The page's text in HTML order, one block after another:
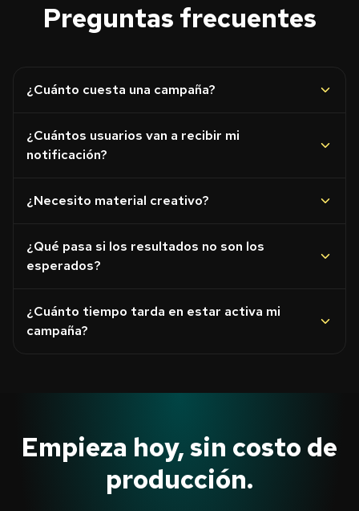
Preguntas frecuentes
¿Cuánto cuesta una campaña?
¿Cuántos usuarios van a recibir mi
notificación?
¿Necesito material creativo?
¿Qué pasa si los resultados no son los
esperados?
¿Cuánto tiempo tarda en estar activa mi
campaña?
Empieza hoy, sin costo de
producción.